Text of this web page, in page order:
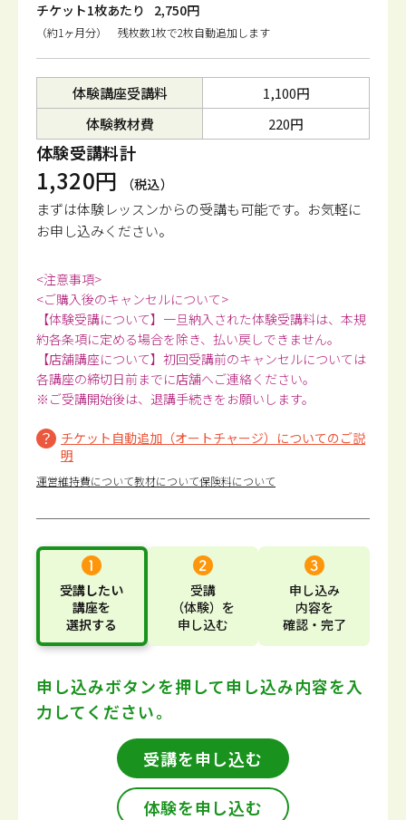
チケット1枚あたり 2,750円
（約1ヶ月分） 残枚数1枚で2枚自動追加します
体験講座受講料
1,100円
体験教材費
220円
体験受講料計
1,320円 （税込）
まずは体験レッスンからの受講も可能です。 お気軽に
お申し込みください。
<注意事項>
<ご購入後のキャンセルについて>
【体験受講について】一旦納入された体験受講料は、本規
約各条項に定める場合を除き、払い戻しできません。
【店舗講座について】初回受講前のキャンセルについては
各講座の締切日前までに店舗へご連絡ください。
※ご受講開始後は、退講手続きをお願いします。
チケット自動追加（オートチャージ）についてのご説
明
運営維持費について教材について保険料について
受講したい
講座を
選択する
受講
（体験） を
申し込む
申し込み
内容を
確認・完了
申し込みボタンを押して申し込み内容を入
力してください。
受講を申し込む
体験を申し込む